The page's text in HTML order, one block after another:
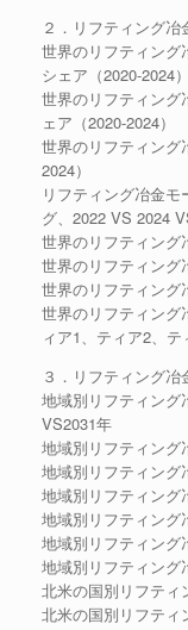
２．リフティング
世界のリフティング
シェア（2020-2024）
世界のリフティング
ェア（2020-2024）
世界のリフティング
2024）
リフティング冶金
グ、2022 VS 2024
世界のリフティング
世界のリフティング
世界のリフティング
世界のリフティング
ィア1、ティア2、テ
３．リフティング
地域別リフティング
VS2031年
地域別リフティング
地域別リフティング
地域別リフティング
地域別リフティング
地域別リフティング
地域別リフティング
北米の国別リフティ
北米の国別リフティ